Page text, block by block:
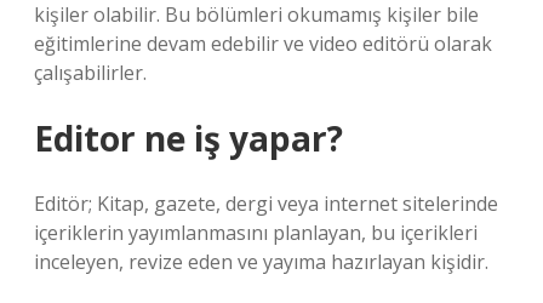
kişiler olabilir. Bu bölümleri okumamış kişiler bile
eğitimlerine devam edebilir ve video editörü olarak
çalışabilirler.
Editor ne iş yapar?
Editör; Kitap, gazete, dergi veya internet sitelerinde
içeriklerin yayımlanmasını planlayan, bu içerikleri
inceleyen, revize eden ve yayıma hazırlayan kişidir.